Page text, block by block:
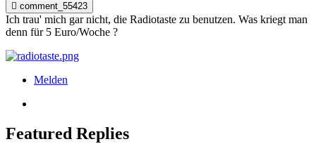
comment_55423
Ich trau' mich gar nicht, die Radiotaste zu benutzen. Was kriegt man
denn für 5 Euro/Woche ?
Melden
Featured Replies